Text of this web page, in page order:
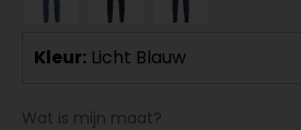
Kleur: Licht Blauw
Wat is mijn maat?